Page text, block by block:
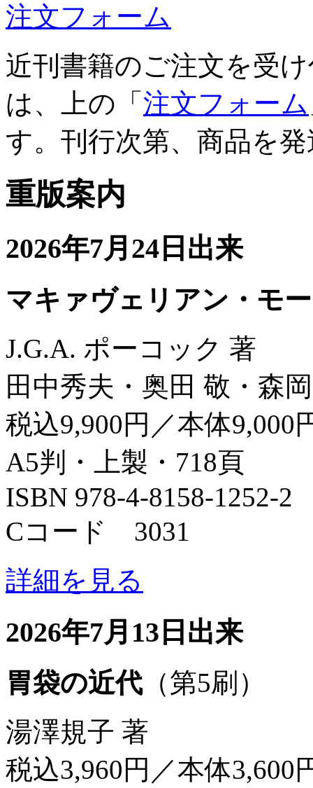
注文フォーム
近刊書籍のご注文を受
は、上の「 注文フォーム
す。刊行次第、商品を
重版案内
2026年7月24日出来
マキァヴェリアン・モ
J.G.A. ポーコック 著
田中秀夫・奥田 敬・森
税込9,900円／本体9,000
A5判・上製・718頁
ISBN 978-4-8158-1252-2
Cコード 3031
詳細を見る
2026年7月13日出来
胃袋の近代（第5刷）
湯澤規子 著
税込3,960円／本体3,600